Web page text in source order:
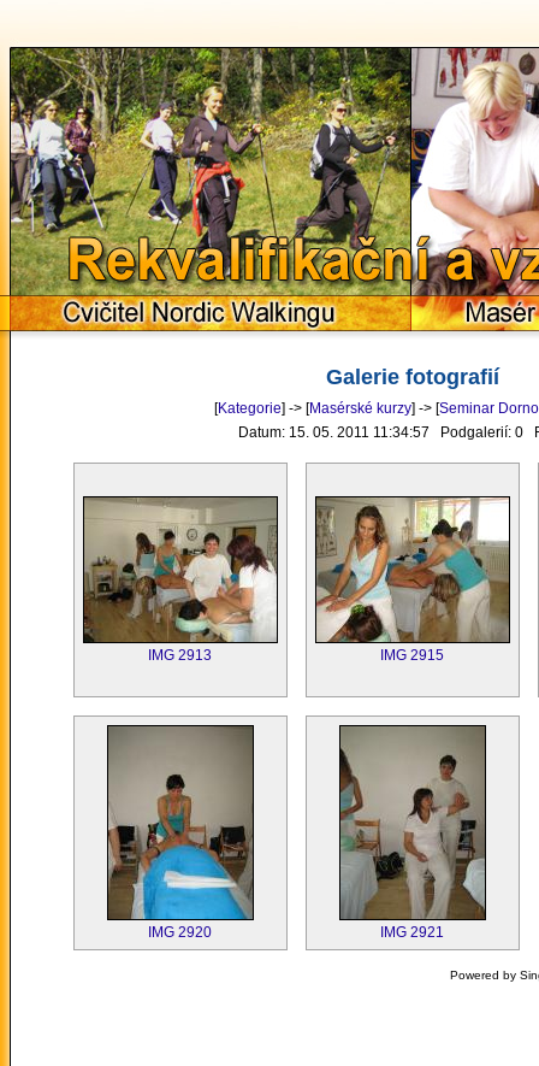
Cvičitel Nordic Walkingu Masér
Galerie fotografií
[Kategorie] -> [Masérské kurzy] -> [Seminar
Datum: 15. 05. 2011 11:34:57 Podgalerií: 0
IMG 2913 IMG 2915
IMG 2920 IMG 2921
Powered by